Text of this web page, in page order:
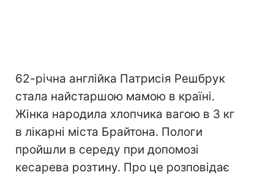
62-річна англійка Патрисія Решбрук
стала найстаршою мамою в країні.
Жінка народила хлопчика вагою в 3 кг
в лікарні міста Брайтона. Пологи
пройшли в середу при допомозі
кесарева розтину. Про це розповідає